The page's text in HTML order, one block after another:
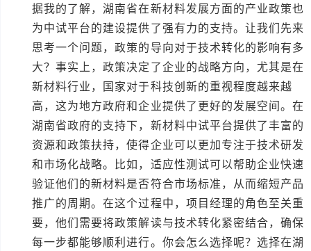
据我的了解，湖南省在新材料发展方面的产业政策也
为中试平台的建设提供了强有力的支持。让我们先来
思考一个问题，政策的导向对于技术转化的影响有多
大？事实上，政策决定了企业的战略方向，尤其是在
新材料行业，国家对于科技创新的重视程度越来越
高，这为地方政府和企业提供了更好的发展空间。在
湖南省政府的支持下，新材料中试平台提供了丰富的
资源和政策扶持，使得企业可以更加专注于技术研发
和市场化战略。比如，适应性测试可以帮助企业快速
验证他们的新材料是否符合市场标准，从而缩短产品
推广的周期。在这个过程中，项目经理的角色至关重
要，他们需要将政策解读与技术转化紧密结合，确保
每一步都能够顺利进行。你会怎么选择呢？选择在湖